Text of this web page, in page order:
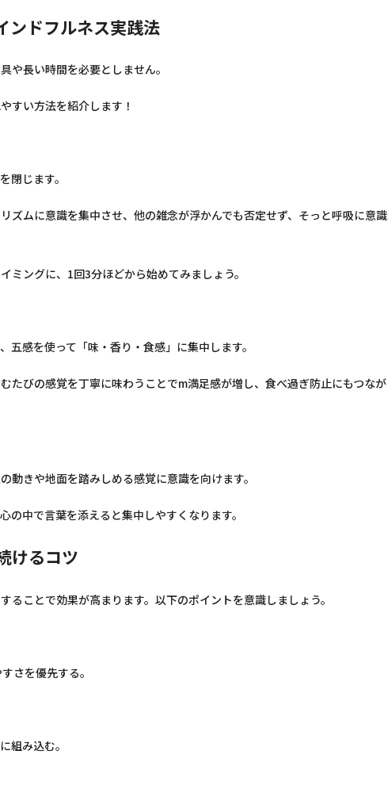
ンドフルネス実践法
や長い時間を必要としません。
すい方法を紹介します！
閉じます。
ズムに意識を集中させ、他の雑念が浮かんでも否定せず、そっと呼吸に意識
ミングに、1回3分ほどから始めてみましょう。
五感を使って「味・香り・食感」に集中します。
たびの感覚を丁寧に味わうことでm満足感が増し、食べ過ぎ防止にもつなが
動きや地面を踏みしめる感覚に意識を向けます。
の中で言葉を添えると集中しやすくなります。
けるコツ
ることで効果が高まります。以下のポイントを意識しましょう。
さを優先する。
組み込む。